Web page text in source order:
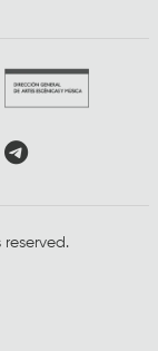
facebook
to spotify
Link to